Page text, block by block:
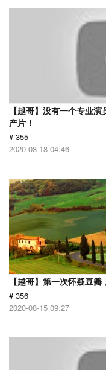
【越哥】没有一个专业
产片！
# 355
2020-08-18 04:46
【越哥】第一次怀疑豆
# 356
2020-08-15 09:27